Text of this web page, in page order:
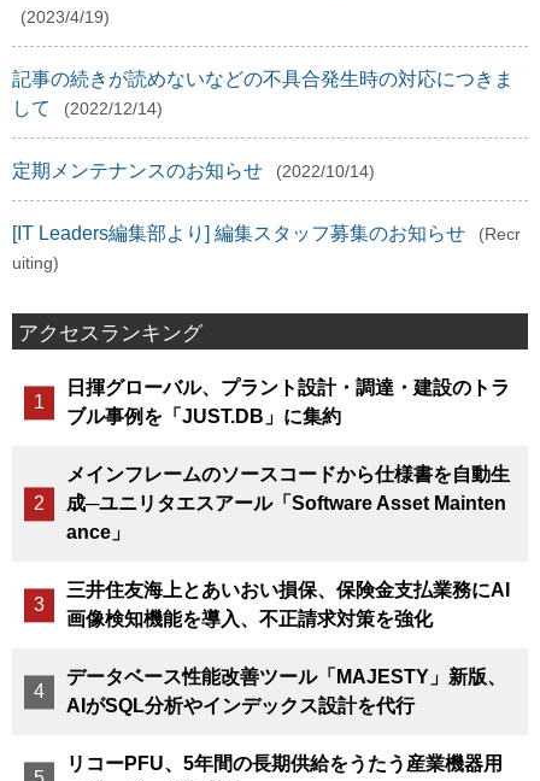
(2023/4/19)
記事の続きが読めないなどの不具合発生時の対応につきま
して
(2022/12/14)
定期メンテナンスのお知らせ (2022/10/14)
[IT Leaders編集部より] 編集スタッフ募集のお知らせ
(Recr
uiting)
アクセスランキング
日揮グローバル、プラント設計・調達・建設のトラ
ブル事例を「JUST.DB」に集約
メインフレームのソースコードから仕様書を自動生
成─ユニリタエスアール「Software Asset Mainten
ance」
三井住友海上とあいおい損保、保険金支払業務にAI
画像検知機能を導入、不正請求対策を強化
データベース性能改善ツール「MAJESTY」新版、
AIがSQL分析やインデックス設計を代行
リコーPFU、5年間の長期供給をうたう産業機器用